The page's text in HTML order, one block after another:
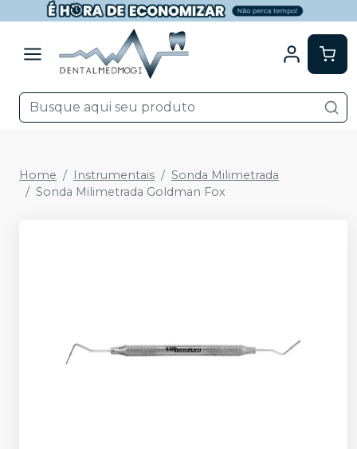
Home Instrumentais
Sonda Milimetrada
Sonda Milimetrada Goldman Fox